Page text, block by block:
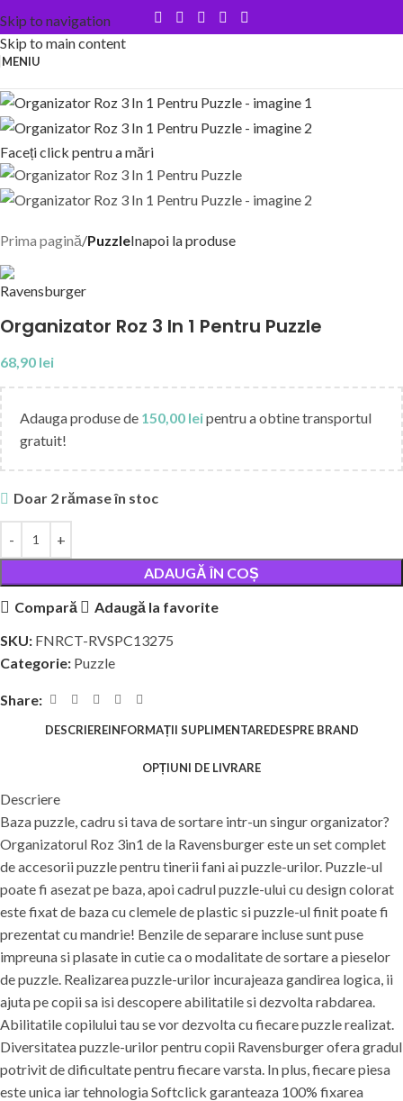
Skip to navigation
Skip to main content
MENIU
Faceți click pentru a mări
Prima pagină PuzzleInapoi la produse
Organizator Roz 3 In 1 Pentru Puzzle
68,90 lei
Adauga produse de 150,00 leipentru a obtine transportul
gratuit!
Doar 2 rămase în stoc
ADAUGĂ ÎN COȘ
Compară
Adaugă la favorite
SKU: FNRCT-RVSPC13275
Categorie: Puzzle
Share:
DESCRIEREINFORMAȚII SUPLIMENTAREDESPRE BRAND
OPȚIUNI DE LIVRARE
Descriere
Baza puzzle, cadru si tava de sortare intr-un singur organizator?
Organizatorul Roz 3in1 de la Ravensburger este un set complet
de accesorii puzzle pentru tinerii fani ai puzzle-urilor. Puzzle-ul
poate fi asezat pe baza, apoi cadrul puzzle-ului cu design colorat
este fixat de baza cu clemele de plastic si puzzle-ul finit poate fi
prezentat cu mandrie! Benzile de separare incluse sunt puse
impreuna si plasate in cutie ca o modalitate de sortare a pieselor
de puzzle. Realizarea puzzle-urilor incurajeaza gandirea logica, ii
ajuta pe copii sa isi descopere abilitatile si dezvolta rabdarea.
Abilitatile copilului tau se vor dezvolta cu fiecare puzzle realizat.
Diversitatea puzzle-urilor pentru copii Ravensburger ofera gradul
potrivit de dificultate pentru fiecare varsta. In plus, fiecare piesa
este unica iar tehnologia Softclick garanteaza 100% fixarea